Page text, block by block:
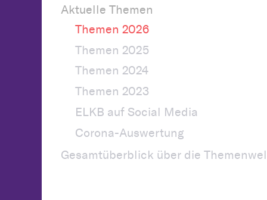
Aktuelle Themen
Themen 2026
Themen 2025
Themen 2024
Themen 2023
ELKB auf Social Media
Corona-Auswertung
Gesamtüberblick über die